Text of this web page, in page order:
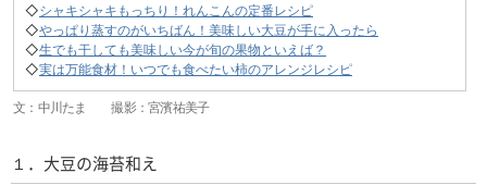
◇シャキシャキもっちり！れんこんの定番レシピ
◇やっぱり蒸すのがいちばん！美味しい大豆が手に入ったら
◇生でも干しても美味しい今が旬の果物といえば？
◇実は万能食材！いつでも食べたい柿のアレンジレシピ
文：中川たま 撮影：宮濱祐美子
１．大豆の海苔和え